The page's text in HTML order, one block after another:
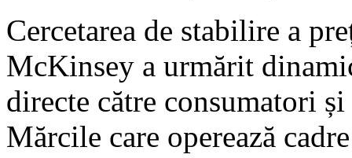
Cercetarea de stabilire a
McKinsey a urmărit
directe către consumatori
Mărcile care operează